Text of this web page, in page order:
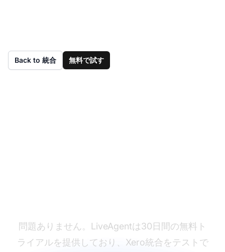
Back to 統合 無料で試す
問題ありません。LiveAgentは30日間の無料ト
ライアルを提供しており、Xero統合をテストで